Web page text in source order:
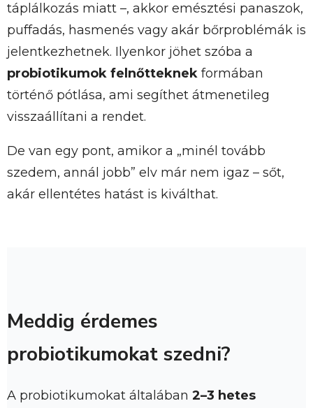
táplálkozás miatt –, akkor emésztési panaszok,
puffadás, hasmenés vagy akár bőrproblémák is
jelentkezhetnek. Ilyenkor jöhet szóba a
probiotikumok felnőtteknek formában
történő pótlása, ami segíthet átmenetileg
visszaállítani a rendet.
De van egy pont, amikor a „minél tovább
szedem, annál jobb” elv már nem igaz – sőt,
akár ellentétes hatást is kiválthat.
Meddig érdemes
probiotikumokat szedni?
A probiotikumokat általában 2–3 hetes